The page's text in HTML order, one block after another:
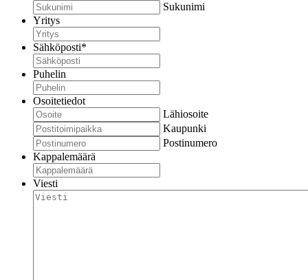
Sukunimi
Yritys
Sähköposti*
Puhelin
Osoitetiedot
Lähiosoite
Kaupunki
Postinumero
Kappalemäärä
Viesti